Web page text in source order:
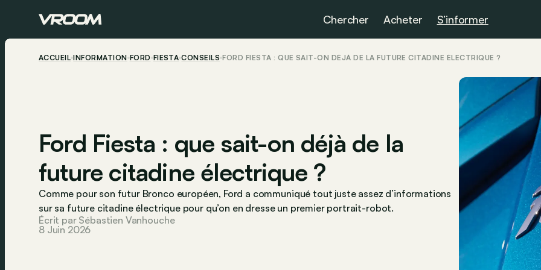
Chercher Acheter S’informer
ACCUEIL INFORMATION FORD FIESTA CONSEILS FORD FIESTA : QUE SAIT-ON DÉJÀ DE LA FUTURE CITADINE ÉLECTRIQUE ?
Ford Fiesta : que sait-on déjà de la
future citadine électrique ?
Comme pour son futur Bronco européen, Ford a communiqué tout juste assez d’informations
sur sa future citadine électrique pour qu’on en dresse un premier portrait-robot.
Écrit par Sébastien Vanhouche
8 Juin 2026